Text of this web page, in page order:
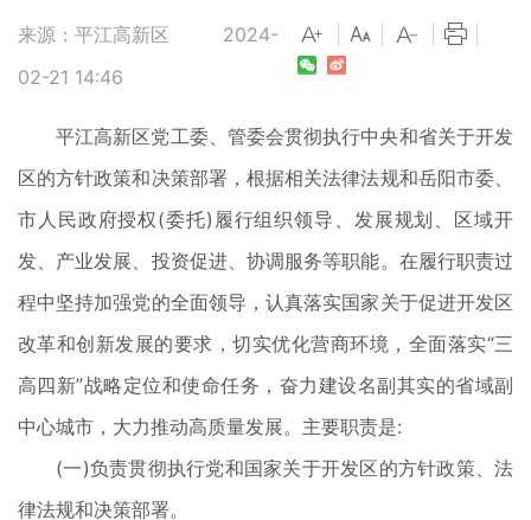
来源：平江高新区
2024-
02-21 14:46
平江高新区党工委、管委会贯彻执行中央和省关于开发
区的方针政策和决策部署，根据相关法律法规和岳阳市委、
市人民政府授权(委托)履行组织领导、发展规划、区域开
发、产业发展、投资促进、协调服务等职能。在履行职责过
程中坚持加强党的全面领导，认真落实国家关于促进开发区
改革和创新发展的要求，切实优化营商环境，全面落实“三
高四新”战略定位和使命任务，奋力建设名副其实的省域副
中心城市，大力推动高质量发展。主要职责是:
(一)负责贯彻执行党和国家关于开发区的方针政策、法
律法规和决策部署。